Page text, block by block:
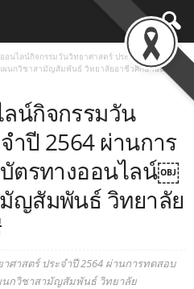
อนไลน์กิจกรรมวันวิทยาศาสตร์ ประจำปี 2564 ผ่าน
นกวิชาสามัญสัมพันธ์ วิทยาลัยอาชีวศึกษาธนบุรี
น์กิจกรรมวัน
ำปี 2564 ผ่านการ
ตรทางออนไลน์￼
ญสัมพันธ์ วิทยาลัย
าสตร์ ประจำปี 2564 ผ่านการทดสอบ
นกวิชาสามัญสัมพันธ์ วิทยาลัย